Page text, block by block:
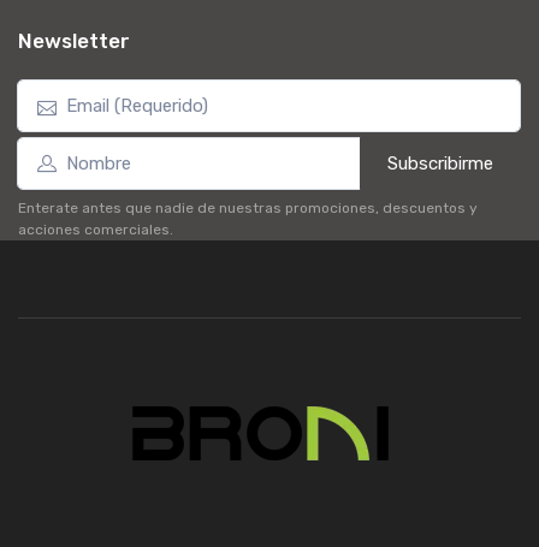
Newsletter
Subscribirme
Enterate antes que nadie de nuestras promociones, descuentos y
acciones comerciales.